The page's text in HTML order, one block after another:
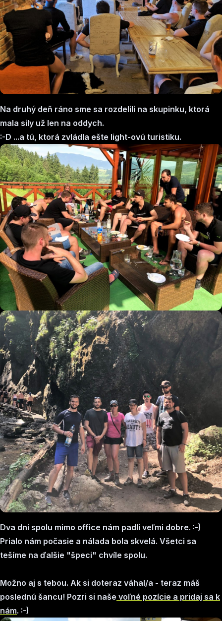
Na druhý deň ráno sme sa rozdelili na skupinku, ktorá
mala sily už len na oddych.
:-D ...a tú, ktorá zvládla ešte light-ovú turistiku.
Dva dni spolu mimo office nám padli veľmi dobre. :-)
Prialo nám počasie a nálada bola skvelá. Všetci sa
tešíme na ďalšie "špeci" chvíle spolu.
Možno aj s tebou. Ak si doteraz váhal/a - teraz máš
poslednú šancu! Pozri si naše voľné pozície a pridaj sa k
nám. :-)